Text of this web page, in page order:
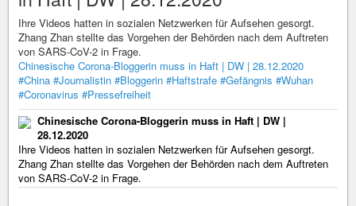
Ihre Videos hatten in sozialen Netzwerken für Aufsehen gesorgt.
Zhang Zhan stellte das Vorgehen der Behörden nach dem Auftreten
von SARS-CoV-2 in Frage.
Chinesische Corona-Bloggerin muss in Haft | DW | 28.12.2020
#China #Journalistin #Bloggerin #Haftstrafe #Gefängnis #Wuhan
#Coronavirus #Pressefreiheit
Chinesische Corona-Bloggerin muss in Haft | DW |
28.12.2020
Ihre Videos hatten in sozialen Netzwerken für Aufsehen gesorgt.
Zhang Zhan stellte das Vorgehen der Behörden nach dem Auftreten
von SARS-CoV-2 in Frage.